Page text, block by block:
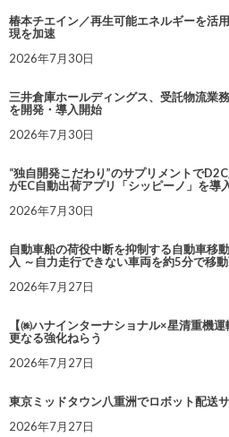
椿本チエイン／再生可能エネルギーを活
現を加速
2026年7月30日
三井倉庫ホールディングス、受託物流業
を開発・導入開始
2026年7月30日
“独自開発こだわり”のサプリメントで
がEC自動出荷アプリ「シッピーノ」を導
2026年7月30日
自動車船の荷役中断を抑制する自動車移
入 ～自力走行できない車両を約5分で移
2026年7月27日
【㈱ハナインターナショナル×星清重機
更なる強化ねらう
2026年7月27日
東京ミッドタウン八重洲でロボット配送
2026年7月27日